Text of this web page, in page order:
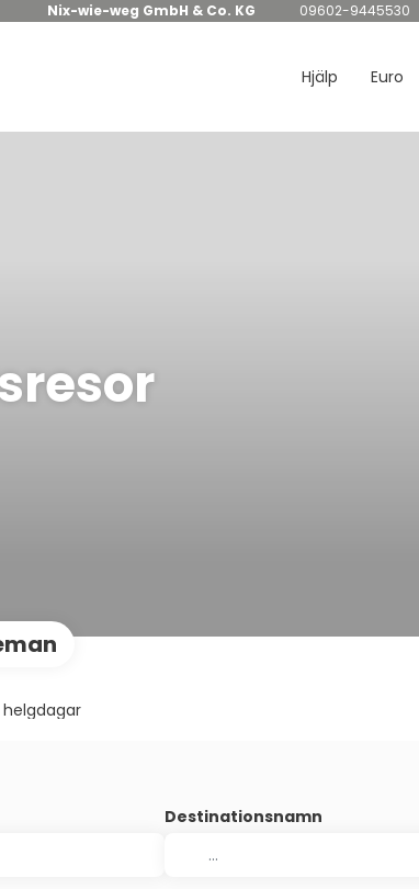
Nix-wie-weg GmbH & Co. KG 09602-9445530
Hjälp Euro
Destinationsnamn